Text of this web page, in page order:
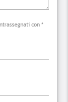
con *